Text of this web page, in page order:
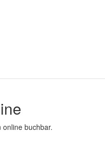
online buchbar.